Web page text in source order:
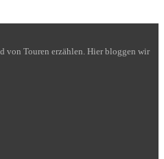
von Touren erzählen. Hier bloggen wir